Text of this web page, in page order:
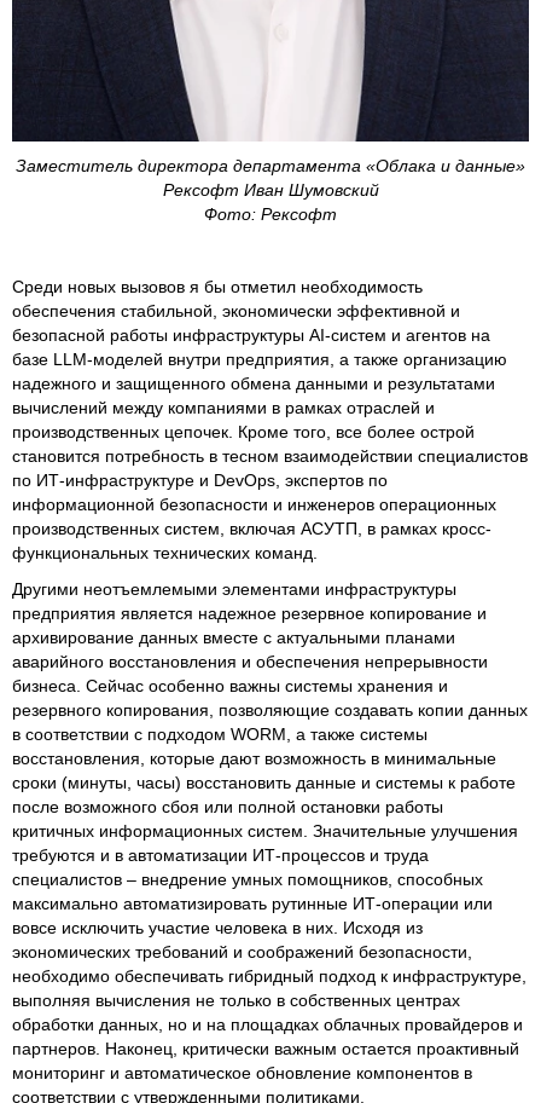
Заместитель директора департамента «Облака и данные»
Рексофт Иван Шумовский
Фото: Рексофт
Среди новых вызовов я бы отметил необходимость
обеспечения стабильной, экономически эффективной и
безопасной работы инфраструктуры AI-систем и агентов на
базе LLM-моделей внутри предприятия, а также организацию
надежного и защищенного обмена данными и результатами
вычислений между компаниями в рамках отраслей и
производственных цепочек. Кроме того, все более острой
становится потребность в тесном взаимодействии специалистов
по ИТ-инфраструктуре и DevOps, экспертов по
информационной безопасности и инженеров операционных
производственных систем, включая АСУТП, в рамках кросс-
функциональных технических команд.
Другими неотъемлемыми элементами инфраструктуры
предприятия является надежное резервное копирование и
архивирование данных вместе с актуальными планами
аварийного восстановления и обеспечения непрерывности
бизнеса. Сейчас особенно важны системы хранения и
резервного копирования, позволяющие создавать копии данных
в соответствии с подходом WORM, а также системы
восстановления, которые дают возможность в минимальные
сроки (минуты, часы) восстановить данные и системы к работе
после возможного сбоя или полной остановки работы
критичных информационных систем. Значительные улучшения
требуются и в автоматизации ИТ-процессов и труда
специалистов – внедрение умных помощников, способных
максимально автоматизировать рутинные ИТ-операции или
вовсе исключить участие человека в них. Исходя из
экономических требований и соображений безопасности,
необходимо обеспечивать гибридный подход к инфраструктуре,
выполняя вычисления не только в собственных центрах
обработки данных, но и на площадках облачных провайдеров и
партнеров. Наконец, критически важным остается проактивный
мониторинг и автоматическое обновление компонентов в
соответствии с утвержденными политиками.